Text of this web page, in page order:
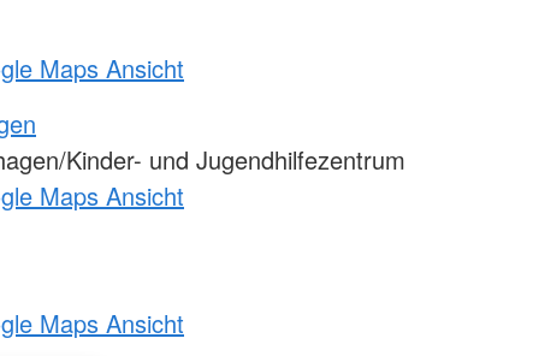
Maps Ansicht
Kinder- und Jugendhilfezentrum
Maps Ansicht
Maps Ansicht